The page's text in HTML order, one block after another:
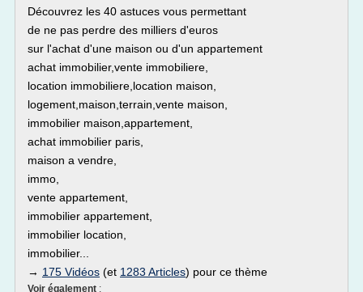
Découvrez les 40 astuces vous permettant
de ne pas perdre des milliers d'euros
sur l'achat d'une maison ou d'un appartement
achat immobilier,vente immobiliere,
location immobiliere,location maison,
logement,maison,terrain,vente maison,
immobilier maison,appartement,
achat immobilier paris,
maison a vendre,
immo,
vente appartement,
immobilier appartement,
immobilier location,
immobilier...
→ 175 Vidéos (et 1283 Articles) pour ce thème
Voir également :